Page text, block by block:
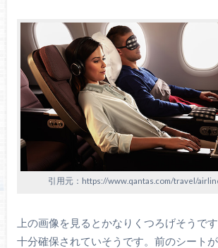
引用元：https://www.qantas.com/travel/
上の画像を見るとかなりくつろげそうで
十分確保されていそうです。前のシート